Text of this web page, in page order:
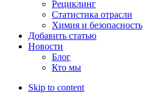
Рециклинг
Статистика отрасли
Химия и безопасность
Добавить статью
Новости
Блог
Кто мы
Skip to content